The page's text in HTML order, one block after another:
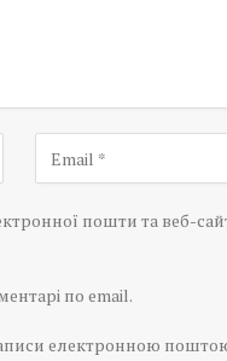
пошти та веб-
по email.
електронною